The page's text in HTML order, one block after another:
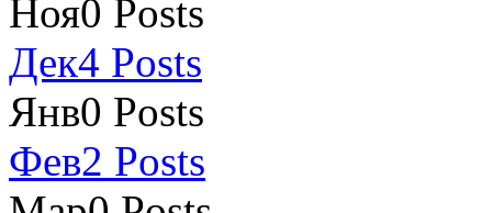
Ноя0 Posts
Дек4 Posts
Янв0 Posts
Фев2 Posts